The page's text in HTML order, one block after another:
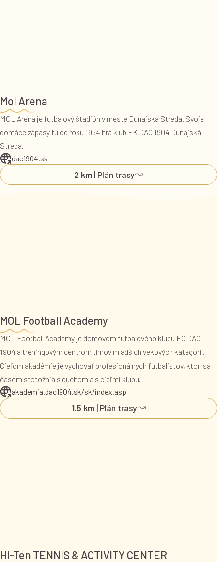
Mol Arena
MOL Aréna je futbalový štadión v meste Dunajská Streda. Svoje
domáce zápasy tu od roku 1954 hrá klub FK DAC 1904 Dunajská
Streda.
dac1904.sk
2 km | Plán trasy
MOL Football Academy
MOL Football Academy je domovom futbalového klubu FC DAC
1904 a tréningovým centrom tímov mladších vekových kategórií.
Cieľom akadémie je vychovať profesionálnych futbalistov, ktorí sa
časom stotožnia s duchom a s cieľmi klubu.
akademia.dac1904.sk/sk/index.asp
1.5 km | Plán trasy
Hi-Ten TENNIS & ACTIVITY CENTER